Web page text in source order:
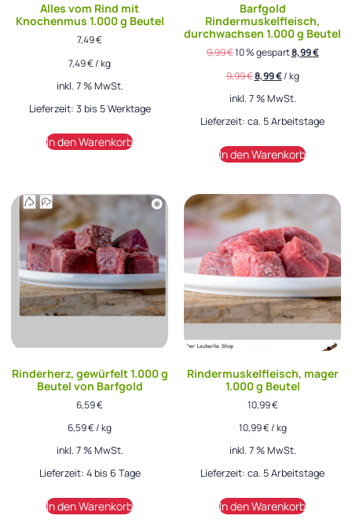
Alles vom Rind mit
Knochenmus 1.000 g Beutel
7,49€
7,49€/kg
inkl. 7 % MwSt.
Lieferzeit: 3 bis 5 Werktage
In den Warenkorb
Barfgold
Rindermuskelfleisch,
durchwachsen 1.000 g Beutel
9,99€10 % gespart8,99€
9,99€8,99€/kg
inkl. 7 % MwSt.
Lieferzeit: ca. 5 Arbeitstage
In den Warenkorb
Rinderherz, gewürfelt 1.000 g
Beutel von Barfgold
6,59€
6,59€/kg
inkl. 7 % MwSt.
Lieferzeit: 4 bis 6 Tage
In den Warenkorb
Rindermuskelfleisch, mager
1.000 g Beutel
10,99€
10,99€/kg
inkl. 7 % MwSt.
Lieferzeit: ca. 5 Arbeitstage
In den Warenkorb